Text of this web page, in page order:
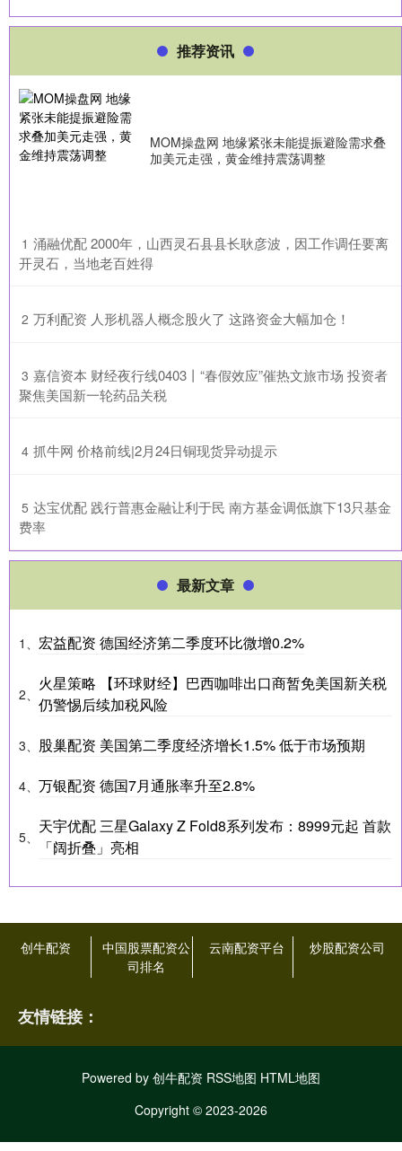
推荐资讯
MOM操盘网 地缘紧张未能提振避险需求叠
加美元走强，黄金维持震荡调整
1 ​涌融优配 2000年，山西灵石县县长耿彦波，因工作调任要离
开灵石，当地老百姓得
2 ​万利配资 人形机器人概念股火了 这路资金大幅加仓！
3 ​嘉信资本 财经夜行线0403丨“春假效应”催热文旅市场 投资者
聚焦美国新一轮药品关税
4 ​抓牛网 价格前线|2月24日铜现货异动提示
5 ​达宝优配 践行普惠金融让利于民 南方基金调低旗下13只基金
费率
最新文章
1、 宏益配资 德国经济第二季度环比微增0.2%
2、
火星策略 【环球财经】巴西咖啡出口商暂免美国新关税
仍警惕后续加税风险
3、 股巢配资 美国第二季度经济增长1.5% 低于市场预期
4、 万银配资 德国7月通胀率升至2.8%
5、
天宇优配 三星Galaxy Z Fold8系列发布：8999元起 首款
「阔折叠」亮相
创牛配资
中国股票配资公
司排名
云南配资平台 炒股配资公司
友情链接：
Powered by 创牛配资 RSS地图 HTML地图
Copyright © 2023-2026